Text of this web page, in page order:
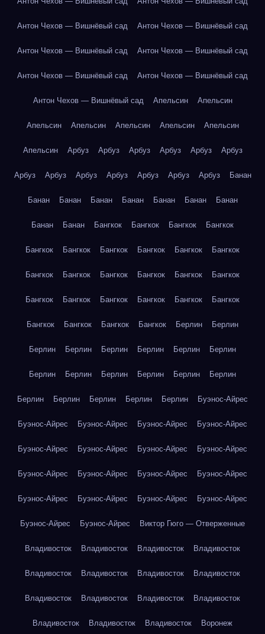
Антон Чехов — Вишнёвый сад Антон Чехов — Вишнёвый сад
Антон Чехов — Вишнёвый сад Антон Чехов — Вишнёвый сад
Антон Чехов — Вишнёвый сад Антон Чехов — Вишнёвый сад
Антон Чехов — Вишнёвый сад Апельсин Апельсин
Апельсин Апельсин Апельсин Апельсин Апельсин
Апельсин Арбуз Арбуз Арбуз Арбуз Арбуз Арбуз
Арбуз Арбуз Арбуз Арбуз Арбуз Арбуз Арбуз Банан
Банан Банан Банан Банан Банан Банан Банан
Банан Банан Бангкок Бангкок Бангкок Бангкок
Бангкок Бангкок Бангкок Бангкок Бангкок Бангкок
Бангкок Бангкок Бангкок Бангкок Бангкок Бангкок
Бангкок Бангкок Бангкок Бангкок Бангкок Бангкок
Бангкок Бангкок Бангкок Бангкок Берлин Берлин
Берлин Берлин Берлин Берлин Берлин Берлин
Берлин Берлин Берлин Берлин Берлин Берлин
Берлин Берлин Берлин Берлин Берлин Буэнос-Айрес
Буэнос-Айрес Буэнос-Айрес Буэнос-Айрес Буэнос-Айрес
Буэнос-Айрес Буэнос-Айрес Буэнос-Айрес Буэнос-Айрес
Буэнос-Айрес Буэнос-Айрес Буэнос-Айрес Буэнос-Айрес
Буэнос-Айрес Буэнос-Айрес Буэнос-Айрес Буэнос-Айрес
Буэнос-Айрес Буэнос-Айрес Виктор Гюго — Отверженные
Владивосток Владивосток Владивосток Владивосток
Владивосток Владивосток Владивосток Владивосток
Владивосток Владивосток Владивосток Владивосток
Владивосток Владивосток Владивосток Воронеж